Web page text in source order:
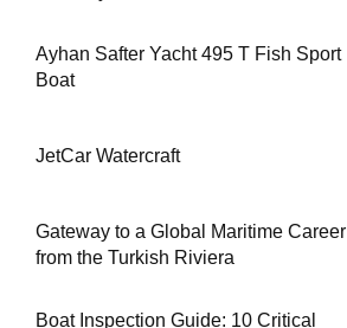
Ayhan Safter Yacht 495 T Fish Sport
Boat
JetCar Watercraft
Gateway to a Global Maritime Career
from the Turkish Riviera
Boat Inspection Guide: 10 Critical